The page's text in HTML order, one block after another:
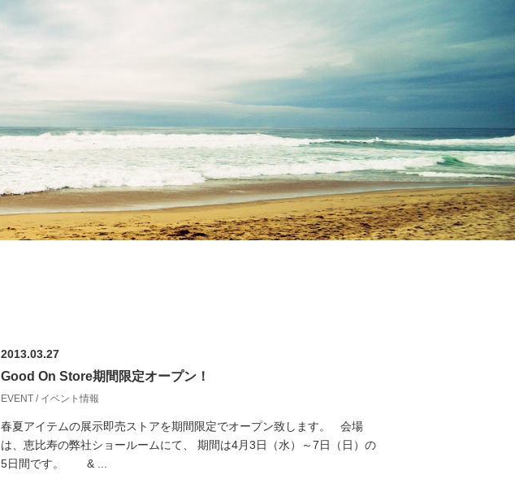
2013.03.27
Good On Store期間限定オープン！
EVENT / イベント情報
春夏アイテムの展示即売ストアを期間限定でオープン致します。 会場
は、恵比寿の弊社ショールームにて、 期間は4月3日（水）～7日（日）の
5日間です。 & ...